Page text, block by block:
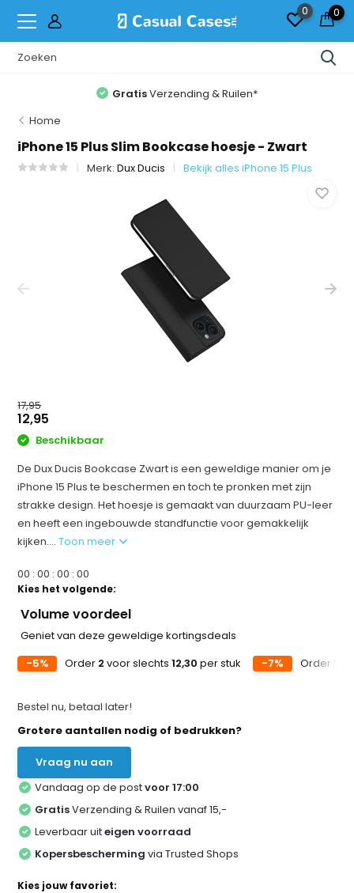
0 0
GratisVerzending & Ruilen*
Home
iPhone 15 Plus Slim Bookcase hoesje - Zwart
Merk:Dux Ducis Bekijk alles iPhone 15 Plus
17,95
12,95
Beschikbaar
De Dux Ducis Bookcase Zwart is een geweldige manier om je
iPhone 15 Plus te beschermen en toch te pronken met zijn
strakke design. Het hoesje is gemaakt van duurzaam PU-leer
en heeft een ingebouwde standfunctie voor gemakkelijk
kijken....Toon meer
00 :00 :00 :00
Kies het volgende:
Volume voordeel
Geniet van deze geweldige kortingsdeals
-5%
Order 2 voor slechts12,30 per stuk -7% Order
Bestel nu, betaal later!
Grotere aantallen nodig of bedrukken?
Vraag nu aan
Vandaag op de postvoor 17:00
GratisVerzending & Ruilen vanaf 15,-
Leverbaar uiteigen voorraad
Kopersbescherming via Trusted Shops
Kies jouw favoriet: